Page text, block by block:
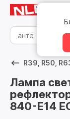
R39, R50,
Лампа
840-E14